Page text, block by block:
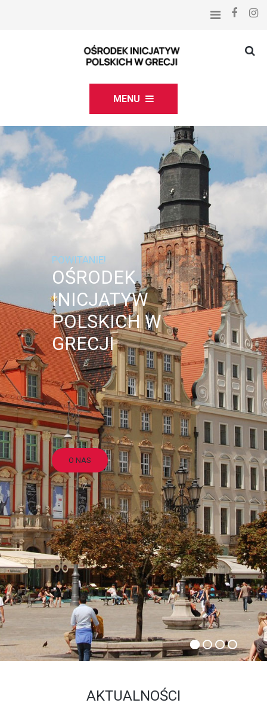
MENU
POWITANIE!
OŚRODEK
INICJATYW
POLSKICH W
GRECJI
O NAS
AKTUALNOŚCI